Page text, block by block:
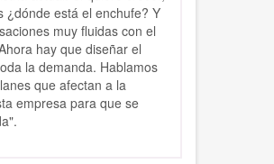
¿dónde está el enchufe? Y
muy fluidas con el
hay que diseñar el
la demanda. Hablamos
que afectan a la
empresa para que se